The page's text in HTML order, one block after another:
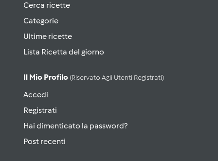
Cerca ricette
Categorie
Ultime ricette
Lista Ricetta del giorno
Il Mio Profilo (riservato Agli Utenti Registrati)
Accedi
Registrati
Hai dimenticato la password?
Post recenti